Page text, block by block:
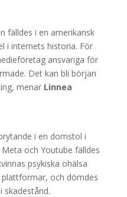
fälldes i en amerikansk
i internets historia. För
ansvariga för
Det kan bli början
menar Linnea
i en domstol i
och Youtube fälldes
psykiska ohälsa
och dömdes
skadestånd.